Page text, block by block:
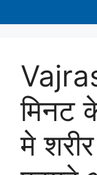
मिनट
मे